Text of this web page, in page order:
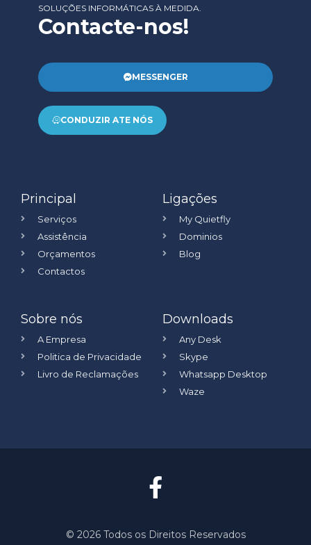
SOLUÇÕES INFORMÁTICAS À MEDIDA.
Contacte-nos!
MESSENGER
CONDUZIR ATE NÓS
Principal
Serviços
Assistência
Orçamentos
Contactos
Ligações
My Quietfly
Dominios
Blog
Sobre nós
A Empresa
Politica de Privacidade
Livro de Reclamações
Downloads
Any Desk
Skype
Whatsapp Desktop
Waze
©️ 2026 Todos os Direitos Reservados